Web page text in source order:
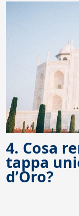
4. Cosa
tappa
d’Oro?